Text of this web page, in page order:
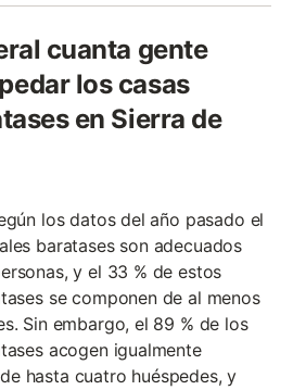
cuanta gente
los casas
en Sierra de
los datos del año pasado el
baratases son adecuados
y el 33 % de estos
se componen de al menos
Sin embargo, el 89 % de los
acogen igualmente
hasta cuatro huéspedes, y